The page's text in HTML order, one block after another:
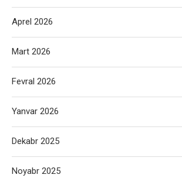
Aprel 2026
Mart 2026
Fevral 2026
Yanvar 2026
Dekabr 2025
Noyabr 2025